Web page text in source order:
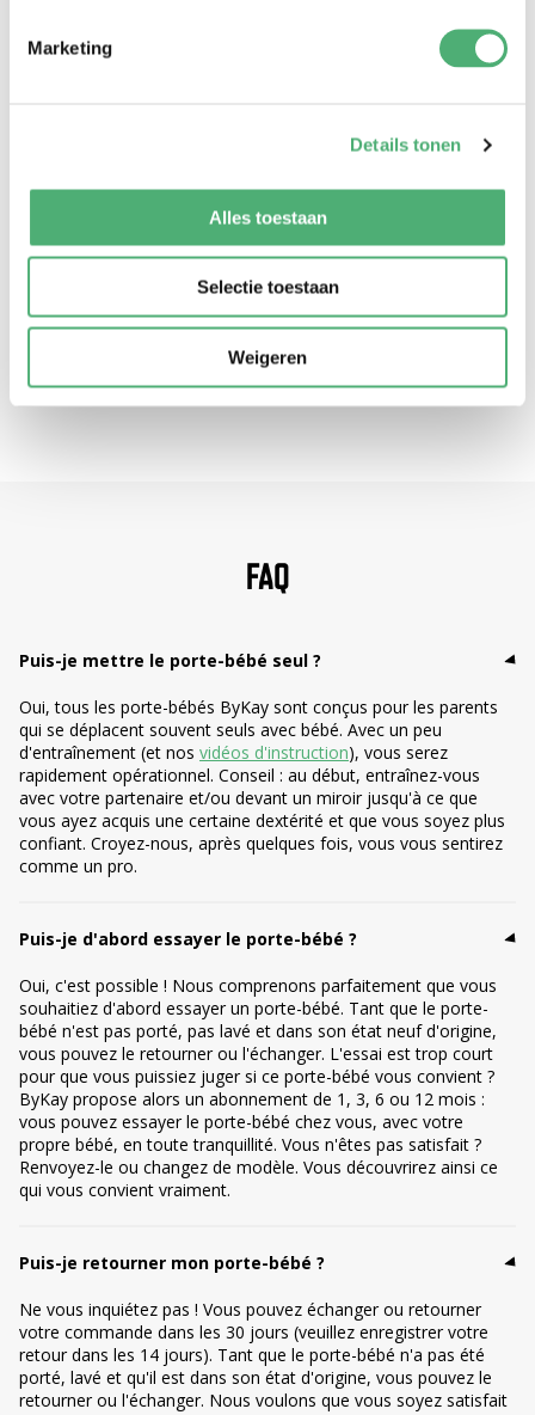
Marketing
Details tonen
Alles toestaan
Selectie toestaan
Weigeren
FAQ
Puis-je mettre le porte-bébé seul ?
Oui, tous les porte-bébés ByKay sont conçus pour les parents
qui se déplacent souvent seuls avec bébé. Avec un peu
d'entraînement (et nos vidéos d'instruction), vous serez
rapidement opérationnel. Conseil : au début, entraînez-vous
avec votre partenaire et/ou devant un miroir jusqu'à ce que
vous ayez acquis une certaine dextérité et que vous soyez plus
confiant. Croyez-nous, après quelques fois, vous vous sentirez
comme un pro.
Puis-je d'abord essayer le porte-bébé ?
Oui, c'est possible ! Nous comprenons parfaitement que vous
souhaitiez d'abord essayer un porte-bébé. Tant que le porte-
bébé n'est pas porté, pas lavé et dans son état neuf d'origine,
vous pouvez le retourner ou l'échanger. L'essai est trop court
pour que vous puissiez juger si ce porte-bébé vous convient ?
ByKay propose alors un abonnement de 1, 3, 6 ou 12 mois :
vous pouvez essayer le porte-bébé chez vous, avec votre
propre bébé, en toute tranquillité. Vous n'êtes pas satisfait ?
Renvoyez-le ou changez de modèle. Vous découvrirez ainsi ce
qui vous convient vraiment.
Puis-je retourner mon porte-bébé ?
Ne vous inquiétez pas ! Vous pouvez échanger ou retourner
votre commande dans les 30 jours (veuillez enregistrer votre
retour dans les 14 jours). Tant que le porte-bébé n'a pas été
porté, lavé et qu'il est dans son état d'origine, vous pouvez le
retourner ou l'échanger. Nous voulons que vous soyez satisfait